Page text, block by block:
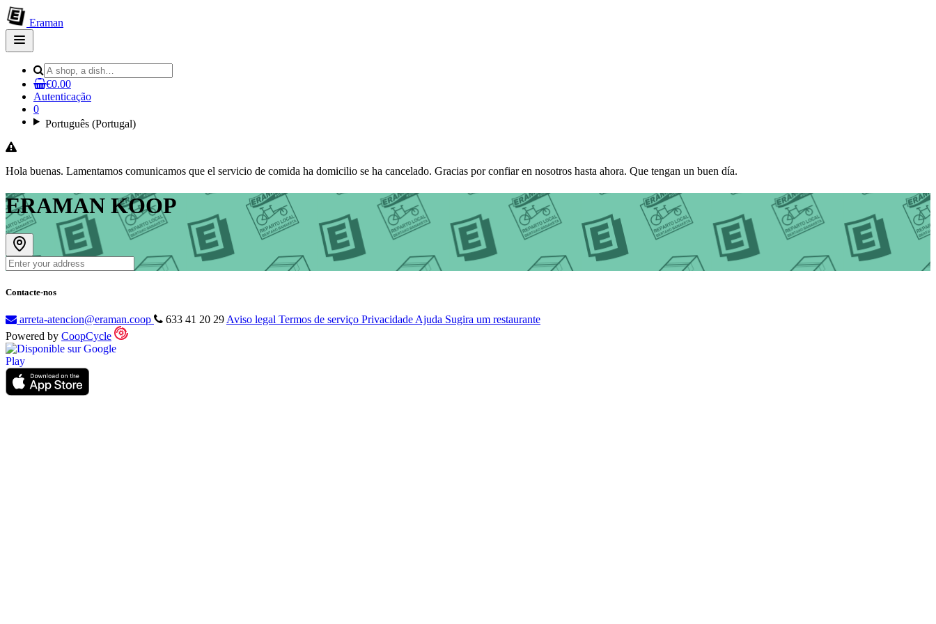
Eraman
Open
main
€0.00
Autenticação
0
Português (Portugal)
Hola buenas. Lamentamos comunicamos que el servicio de comida ha domicilio se ha cancelado. Gracias por confiar en nosotros hasta ahora. Que tengan un buen día.
ERAMAN KOOP
Contacte-nos
arreta-atencion@eraman.coop 633 41 20 29 Aviso legal Termos de serviço Privacidade Ajuda Sugira um restaurante
Powered by CoopCycle